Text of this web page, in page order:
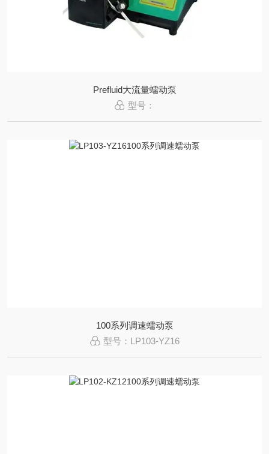
Prefluid大流量蠕动泵
型号：
100系列调速蠕动泵
型号：LP103-YZ16